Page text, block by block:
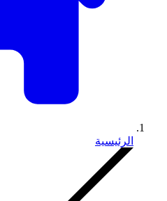
الرئيسية